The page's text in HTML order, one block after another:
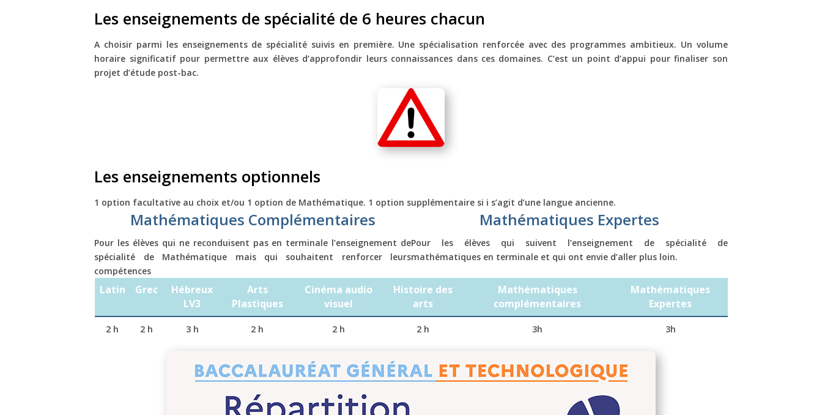
Les enseignements de spécialité de 6 heures chacun
A choisir parmi les enseignements de spécialité suivis en première. Une spécialisation renforcée avec des programmes ambitieux. Un volume
horaire significatif pour permettre aux élèves d’approfondir leurs connaissances dans ces domaines. C’est un point d’appui pour finaliser son
projet d’étude post-bac.
Les enseignements optionnels
1 option facultative au choix et/ou 1 option de Mathématique. 1 option supplémentaire si i s’agit d’une langue ancienne.
Mathématiques Complémentaires
Pour les élèves qui ne reconduisent pas en terminale l’enseignement de
spécialité de Mathématique mais qui souhaitent renforcer leurs
compétences
Mathématiques Expertes
Pour les élèves qui suivent l’enseignement de spécialité de
mathématiques en terminale et qui ont envie d’aller plus loin.
Latin Grec
Hébreux
LV3
Arts
Plastiques
Cinéma audio
visuel
Histoire des
arts
Mathématiques
complémentaires
Mathématiques
Expertes
2 h 2 h 3 h 2 h 2 h 2 h 3h 3h